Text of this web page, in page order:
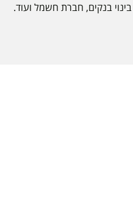
בנקים, חברת חשמל ועוד.